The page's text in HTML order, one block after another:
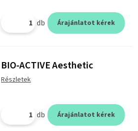
db Árajánlatot kérek
BIO-ACTIVE Aesthetic
Részletek
db Árajánlatot kérek